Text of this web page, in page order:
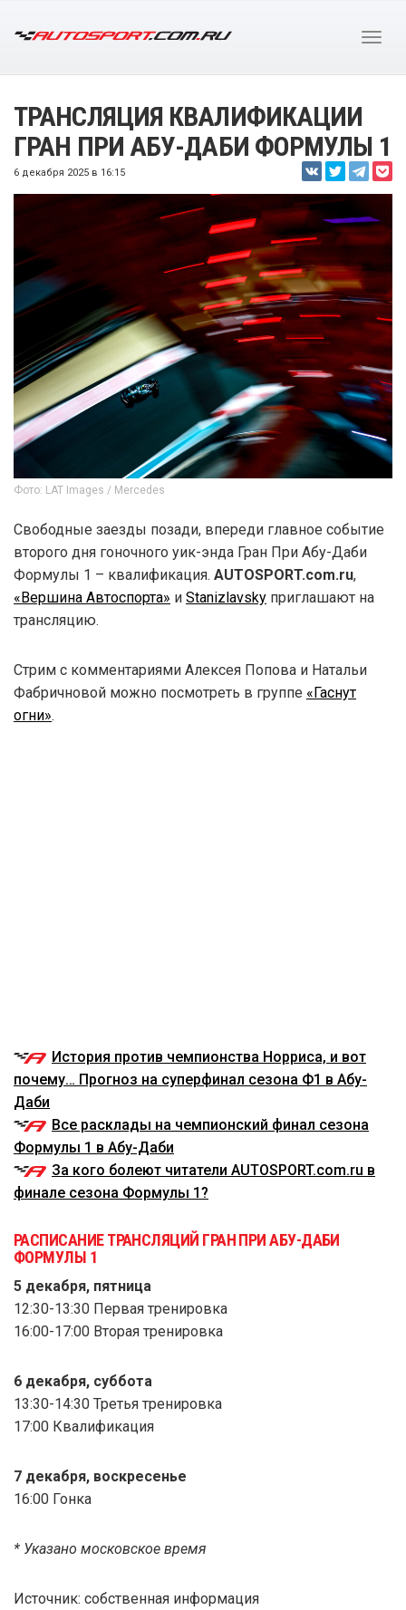
ТРАНСЛЯЦИЯ КВАЛИФИКАЦИИ
ГРАН ПРИ АБУ-ДАБИ ФОРМУЛЫ 1
6 декабря 2025 в 16:15
Фото: LAT Images / Mercedes
Свободные заезды позади, впереди главное событие
второго дня гоночного уик-энда Гран При Абу-Даби
Формулы 1 – квалификация. AUTOSPORT.com.ru,
«Вершина Автоспорта» и Stanizlavsky приглашают на
трансляцию.
Стрим с комментариями Алексея Попова и Натальи
Фабричновой можно посмотреть в группе «Гаснут
огни».
История против чемпионства Норриса, и вот
почему… Прогноз на суперфинал сезона Ф1 в Абу-
Даби
Все расклады на чемпионский финал сезона
Формулы 1 в Абу-Даби
За кого болеют читатели AUTOSPORT.com.ru в
финале сезона Формулы 1?
РАСПИСАНИЕ ТРАНСЛЯЦИЙ ГРАН ПРИ АБУ-ДАБИ
ФОРМУЛЫ 1
5 декабря, пятница
12:30-13:30 Первая тренировка
16:00-17:00 Вторая тренировка
6 декабря, суббота
13:30-14:30 Третья тренировка
17:00 Квалификация
7 декабря, воскресенье
16:00 Гонка
* Указано московское время
Источник: собственная информация